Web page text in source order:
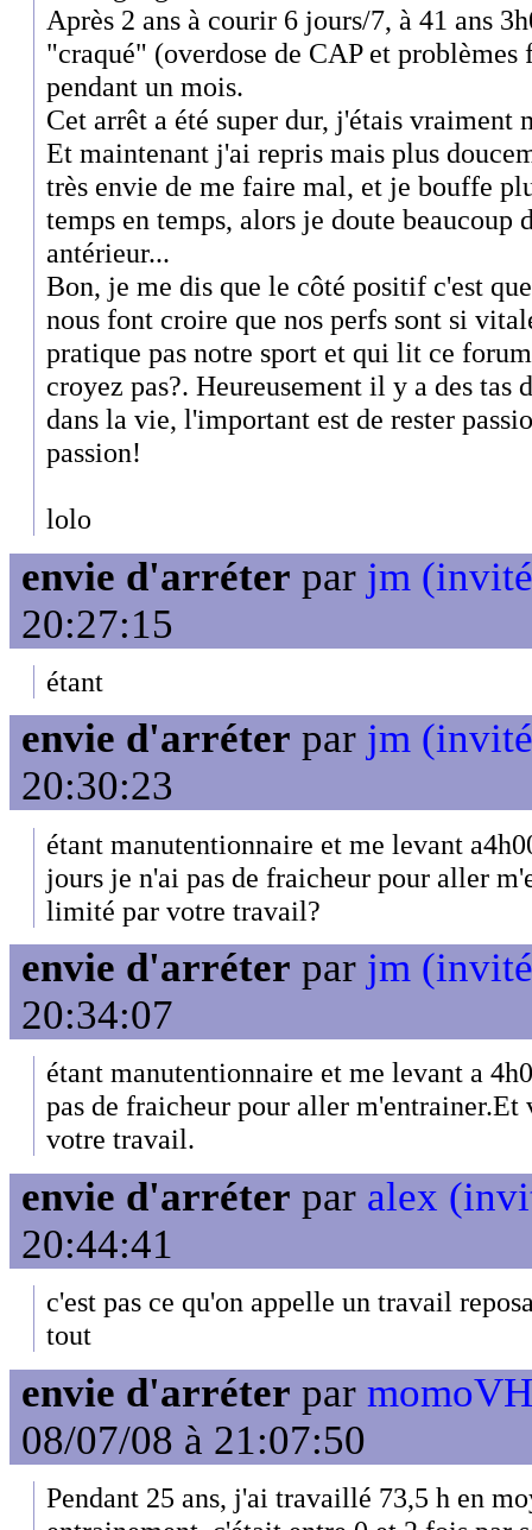
Après 2 ans à courir 6 jours/7, à 41 ans
"craqué" (overdose de CAP et
pendant un mois.
Cet arrêt a été super dur, j'étais vraiment
Et maintenant j'ai repris mais plus
très envie de me faire mal, et je bouffe
temps en temps, alors je doute beaucoup
antérieur...
Bon, je me dis que le côté positif c'est
nous font croire que nos perfs sont si
pratique pas notre sport et qui lit ce
croyez pas?. Heureusement il y a des tas
dans la vie, l'important est de rester
passion!
lolo
envie d'arréter par jm
20:27:15
étant
envie d'arréter par jm
20:30:23
étant manutentionnaire et me levant
jours je n'ai pas de fraicheur pour aller
limité par votre travail?
envie d'arréter par jm
20:34:07
étant manutentionnaire et me levant a
pas de fraicheur pour aller m'entrainer.Et
votre travail.
envie d'arréter par alex
20:44:41
c'est pas ce qu'on appelle un travail
tout
envie d'arréter par
08/07/08 à 21:07:50
Pendant 25 ans, j'ai travaillé 73,5 h en